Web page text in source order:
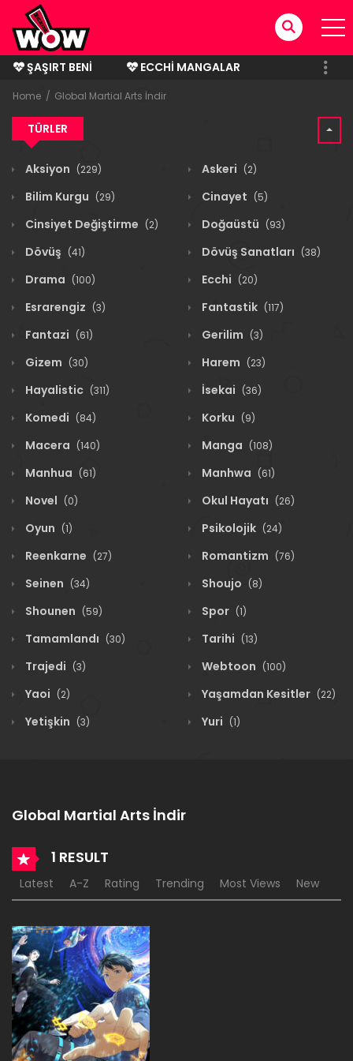
ŞAŞIRT BENI
ECCHI MANGALAR
BITMIŞ MANGALAR
Home Global Martial Arts İndir
TÜRLER
Aksiyon (229) Askeri (2)
Bilim Kurgu (29) Cinayet (5)
Cinsiyet Değiştirme (2) Doğaüstü (93)
Dövüş (41) Dövüş Sanatları (38)
Drama (100) Ecchi (20)
Esrarengiz (3) Fantastik (117)
Fantazi (61) Gerilim (3)
Gizem (30) Harem (23)
Hayalistic (311) İsekai (36)
Komedi (84) Korku (9)
Macera (140) Manga (108)
Manhua (61) Manhwa (61)
Novel (0) Okul Hayatı (26)
Oyun (1) Psikolojik (24)
Reenkarne (27) Romantizm (76)
Seinen (34) Shoujo (8)
Shounen (59) Spor (1)
Tamamlandı (30) Tarihi (13)
Trajedi (3) Webtoon (100)
Yaoi (2) Yaşamdan Kesitler (22)
Yetişkin (3) Yuri (1)
Global Martial Arts İndir
1 RESULT
Latest A-Z Rating Trending Most Views New